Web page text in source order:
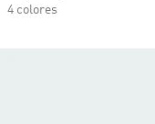
4 colores